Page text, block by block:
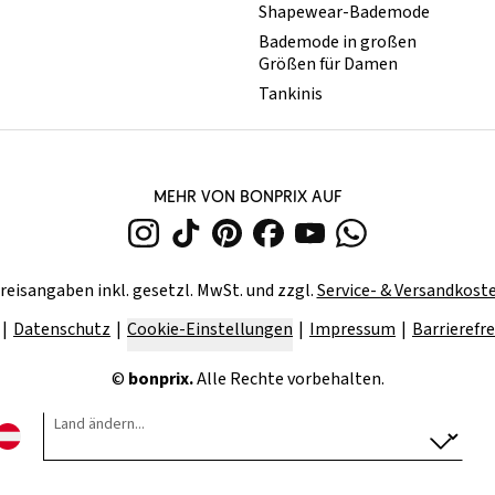
Shapewear-Bademode
Bademode in großen
Größen für Damen
Tankinis
MEHR VON BONPRIX AUF
inkl. gesetzl. MwSt. und zzgl.Service- &
Datenschutz Cookie-Einstellungen Impressum
© bonprix.Alle Rechte vorbehalten.
Land ändern...